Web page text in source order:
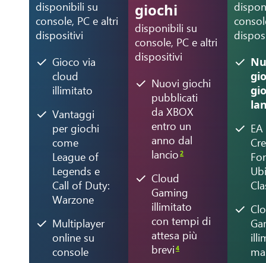
disponibili su
console, PC e altri
dispositivi
Gioco via
cloud
illimitato
Vantaggi
per giochi
come
League of
Legends e
Call of Duty:
Warzone
Multiplayer
online su
console
giochi
disponibili su
console, PC e altri
dispositivi
Nuovi giochi
pubblicati
da XBOX
entro un
anno dal
lancio 2
Cloud
Gaming
illimitato
con tempi di
attesa più
brevi 4